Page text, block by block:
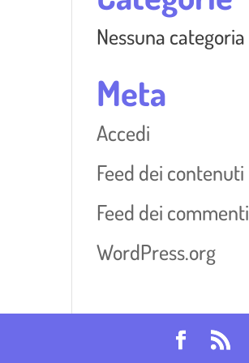
Nessuna categoria
Meta
Accedi
Feed dei contenuti
Feed dei commenti
WordPress.org